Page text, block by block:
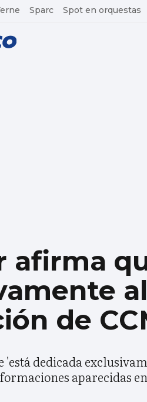
Sparc Spot en orquestas
afirma
de
'está dedicada
aparecidas